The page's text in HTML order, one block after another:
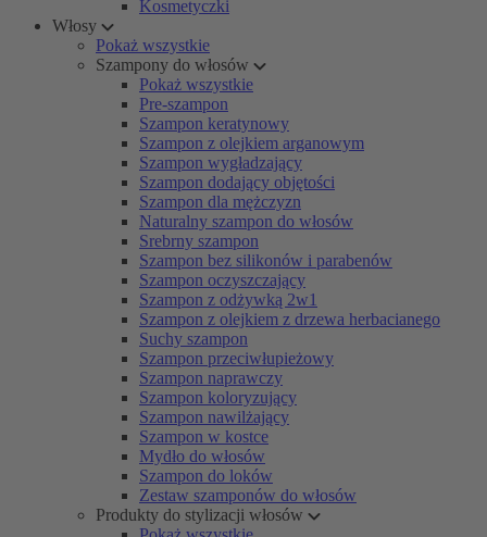
Kosmetyczki
Włosy
Pokaż wszystkie
Szampony do włosów
Pokaż wszystkie
Pre-szampon
Szampon keratynowy
Szampon z olejkiem arganowym
Szampon wygładzający
Szampon dodający objętości
Szampon dla mężczyzn
Naturalny szampon do włosów
Srebrny szampon
Szampon bez silikonów i parabenów
Szampon oczyszczający
Szampon z odżywką 2w1
Szampon z olejkiem z drzewa herbacianego
Suchy szampon
Szampon przeciwłupieżowy
Szampon naprawczy
Szampon koloryzujący
Szampon nawilżający
Szampon w kostce
Mydło do włosów
Szampon do loków
Zestaw szamponów do włosów
Produkty do stylizacji włosów